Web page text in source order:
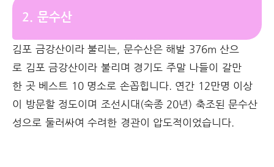
2. 문수산
김포 금강산이라 불리는, 문수산은 해발 376m 산으
로 김포 금강산이라 불리며 경기도 주말 나들이 갈만
한 곳 베스트 10 명소로 손꼽힙니다. 연간 12만명 이상
이 방문할 정도이며 조선시대(숙종 20년) 축조된 문수산
성으로 둘러싸여 수려한 경관이 압도적이었습니다.